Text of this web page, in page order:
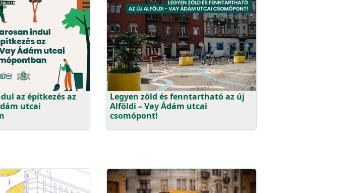
az építkezés az
utcai
Legyen zöld és fenntartható az új
Alföldi – Vay Ádám utcai
csomópont!